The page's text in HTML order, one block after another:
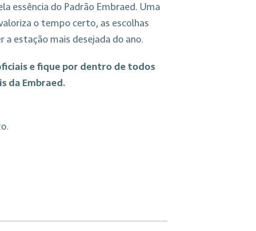
essência do Padrão Embraed. Uma
o tempo certo, as escolhas
a estação mais desejada do ano.
e fique por dentro de todos
da Embraed.